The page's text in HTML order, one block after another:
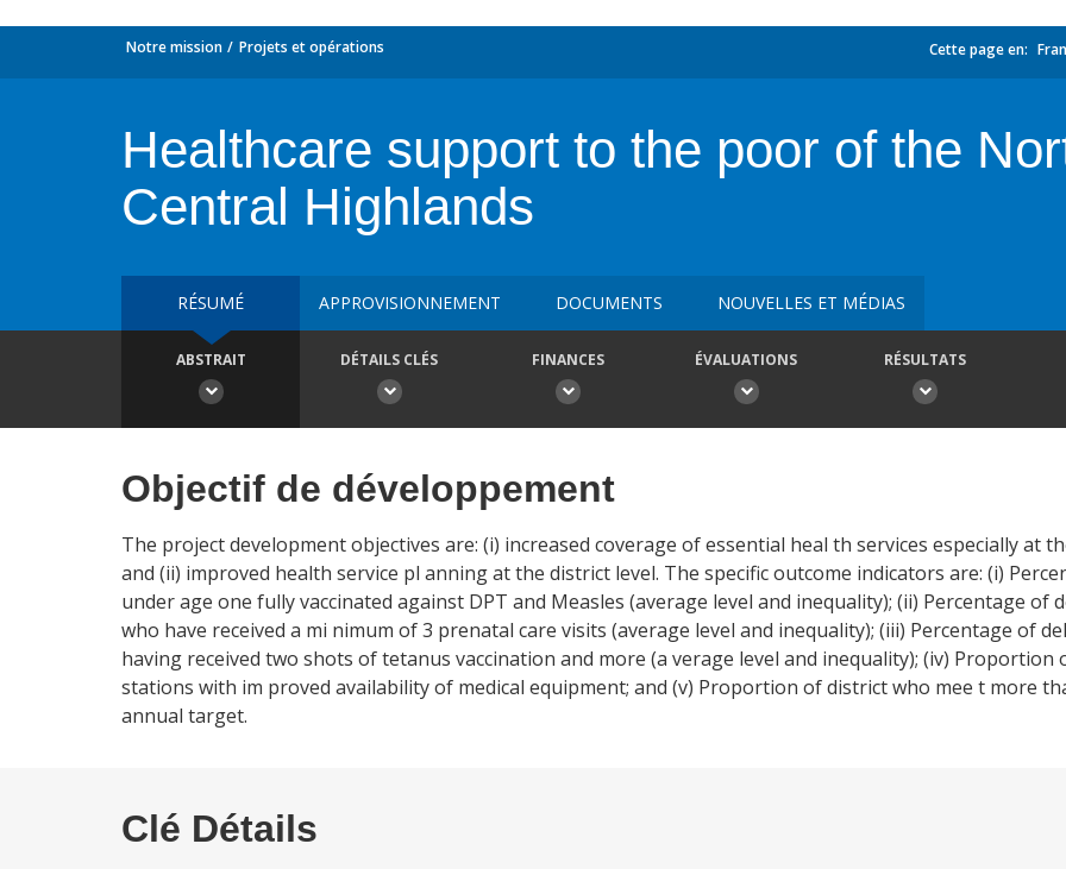
Notre mission Projets et opérations Cette page en:
Healthcare support to the poor of the
Central Highlands
RÉSUMÉ APPROVISIONNEMENT DOCUMENTS NOUVELLES ET MÉDIAS
ABSTRAIT DÉTAILS CLÉS FINANCES ÉVALUATIONS RÉSULTATS
Objectif de développement
The project development objectives are: (i) increased coverage of essential heal th services especially at
and (ii) improved health service pl anning at the district level. The specific outcome indicators are: (i)
under age one fully vaccinated against DPT and Measles (average level and inequality); (ii) Percentage of
who have received a mi nimum of 3 prenatal care visits (average level and inequality); (iii) Percentage of
having received two shots of tetanus vaccination and more (a verage level and inequality); (iv) Proportion
stations with im proved availability of medical equipment; and (v) Proportion of district who mee t more
annual target.
Clé Détails